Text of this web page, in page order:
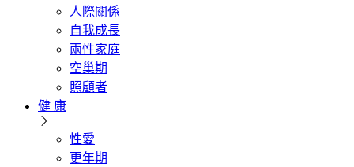
人際關係
自我成長
兩性家庭
空巢期
照顧者
健 康
性愛
更年期